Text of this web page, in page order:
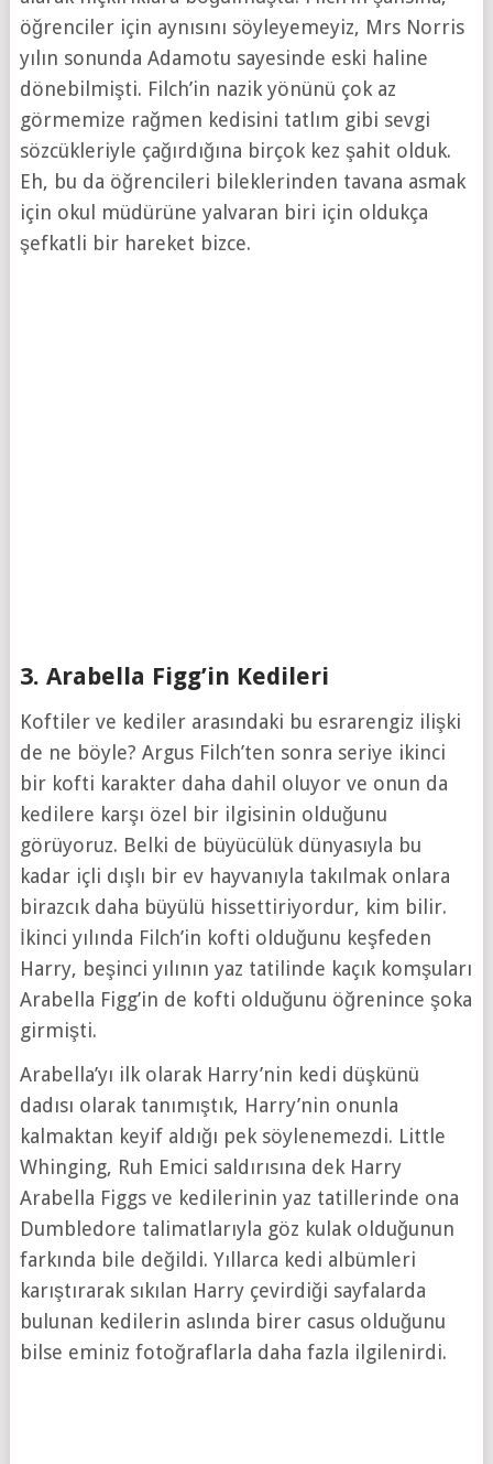
öğrenciler için aynısını söyleyemeyiz, Mrs Norris
yılın sonunda Adamotu sayesinde eski haline
dönebilmişti. Filch’in nazik yönünü çok az
görmemize rağmen kedisini tatlım gibi sevgi
sözcükleriyle çağırdığına birçok kez şahit olduk.
Eh, bu da öğrencileri bileklerinden tavana asmak
için okul müdürüne yalvaran biri için oldukça
şefkatli bir hareket bizce.
3. Arabella Figg’in Kedileri
Koftiler ve kediler arasındaki bu esrarengiz ilişki
de ne böyle? Argus Filch’ten sonra seriye ikinci
bir kofti karakter daha dahil oluyor ve onun da
kedilere karşı özel bir ilgisinin olduğunu
görüyoruz. Belki de büyücülük dünyasıyla bu
kadar içli dışlı bir ev hayvanıyla takılmak onlara
birazcık daha büyülü hissettiriyordur, kim bilir.
İkinci yılında Filch’in kofti olduğunu keşfeden
Harry, beşinci yılının yaz tatilinde kaçık komşuları
Arabella Figg’in de kofti olduğunu öğrenince şoka
girmişti.
Arabella’yı ilk olarak Harry’nin kedi düşkünü
dadısı olarak tanımıştık, Harry’nin onunla
kalmaktan keyif aldığı pek söylenemezdi. Little
Whinging, Ruh Emici saldırısına dek Harry
Arabella Figgs ve kedilerinin yaz tatillerinde ona
Dumbledore talimatlarıyla göz kulak olduğunun
farkında bile değildi. Yıllarca kedi albümleri
karıştırarak sıkılan Harry çevirdiği sayfalarda
bulunan kedilerin aslında birer casus olduğunu
bilse eminiz fotoğraflarla daha fazla ilgilenirdi.